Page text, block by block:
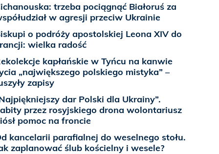
trzeba pociągnąć Białoruś za
w agresji przeciw Ukrainie
o podróży apostolskiej Leona XIV do
wielka radość
kapłańskie w Tyńcu na kanwie
„największego polskiego mistyka” –
zapisy
dar Polski dla Ukrainy”.
przez rosyjskiego drona wolontariusz
pomoc na froncie
kancelarii parafialnej do weselnego stołu.
zaplanować ślub kościelny i wesele?